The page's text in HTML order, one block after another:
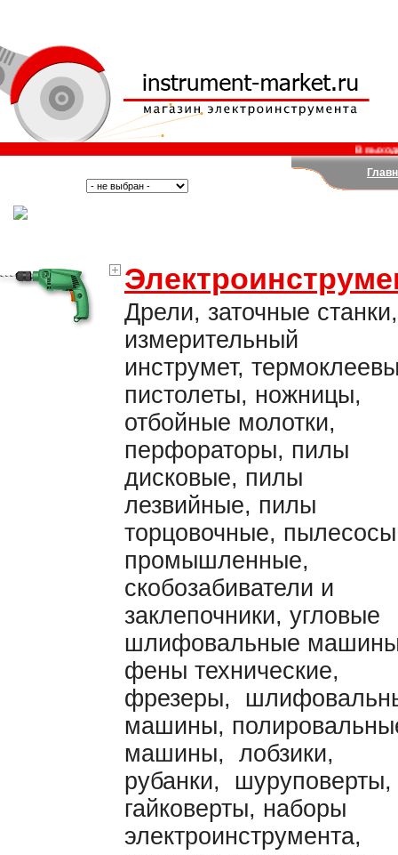
В
Дрели, заточные станки,
измерительный
инструмет,
пистолеты, ножницы,
отбойные молотки,
перфораторы, пилы
дисковые, пилы
лезвийные, пилы
торцовочные, пылесосы
промышленные,
скобозабиватели и
заклепочники, угловые
шлифовальные
фены технические,
фрезеры,
машины,
машины, лобзики,
рубанки, шуруповерты,
гайковерты, наборы
электроинструмента,